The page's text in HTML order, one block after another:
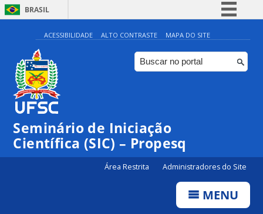
BRASIL
Simplifique!
Comunica BR
Participe
ACESSIBILIDADE ALTO CONTRASTE MAPA DO SITE
Seminário de Iniciação
Científica (SIC) – Propesq
Área Restrita Administradores do Site
MENU